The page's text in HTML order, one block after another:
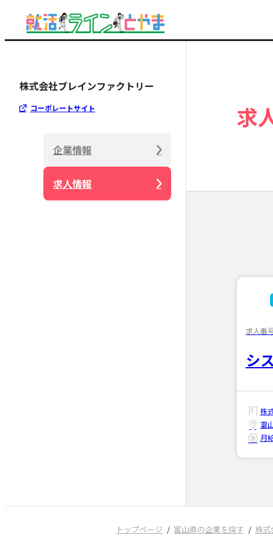
株式会社ブレインファクトリー
コーポレートサイト
企業情報
求人情報
求
求人番
シ
株
富
月
トップページ 富山県の企業を探す 株